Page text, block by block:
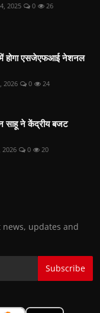
2025 0 26
में होगा एसजेएफआई नेशनल
2026 0 24
साहू ने केंद्रीय बजट
2026 0 20
updates and
Subscribe